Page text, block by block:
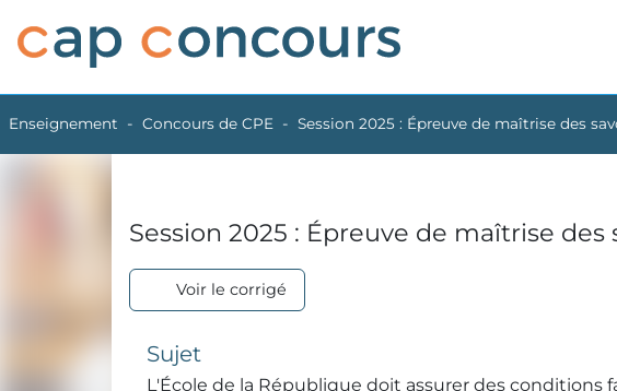
Enseignement Concours de CPE Session 2025 : Épreuve de maîtrise des
Session 2025 : Épreuve de maîtrise
Voir le corrigé
Sujet
L'École de la République doit assurer des conditions